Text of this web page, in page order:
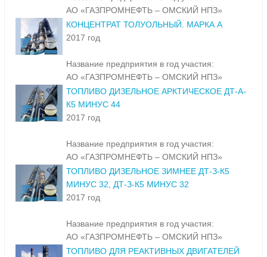
АО «ГАЗПРОМНЕФТЬ – ОМСКИЙ НПЗ»
КОНЦЕНТРАТ ТОЛУОЛЬНЫЙ. МАРКА А
2017 год
Название предприятия в год участия:
АО «ГАЗПРОМНЕФТЬ – ОМСКИЙ НПЗ»
ТОПЛИВО ДИЗЕЛЬНОЕ АРКТИЧЕСКОЕ ДТ-А-
К5 МИНУС 44
2017 год
Название предприятия в год участия:
АО «ГАЗПРОМНЕФТЬ – ОМСКИЙ НПЗ»
ТОПЛИВО ДИЗЕЛЬНОЕ ЗИМНЕЕ ДТ-З-К5
МИНУС 32, ДТ-З-К5 МИНУС 32
2017 год
Название предприятия в год участия:
АО «ГАЗПРОМНЕФТЬ – ОМСКИЙ НПЗ»
ТОПЛИВО ДЛЯ РЕАКТИВНЫХ ДВИГАТЕЛЕЙ